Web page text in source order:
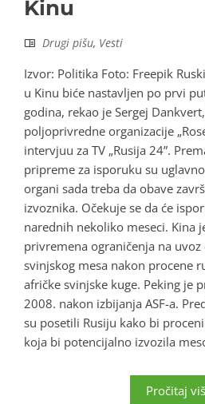
Kinu
Drugi pišu, Vesti
Izvor: Politika Foto: Freepik
u Kinu biće nastavljen po prvi
godina, rekao je Sergej
poljoprivredne organizacije
intervjuu za TV „Rusija 24”.
pripreme za isporuku su
organi sada treba da obave
izvoznika. Očekuje se da će
narednih nekoliko meseci. Kina
privremena ograničenja na
svinjskog mesa nakon procene
afričke svinjske kuge. Peking je
2008. nakon izbijanja ASF-a.
su posetili Rusiju kako bi
koja bi potencijalno izvozila
Pročitaj